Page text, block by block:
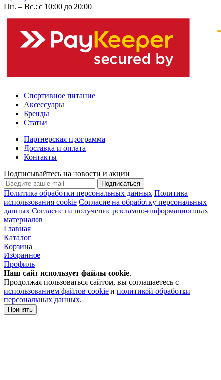
Пн. – Вс.: с 10:00 до 20:00
Спортивное питание
Аксессуары
Бренды
Статьи
Партнерская программа
Доставка и оплата
Контакты
Подписывайтесь на новости и акции
Подписаться
Политика обработки персональных данных Политика
использования cookie Согласие на обработку персональных
данных Согласие на получение рекламно-информационных
материалов
Главная
Каталог
Корзина
Избранное
Профиль
Наш сайт использует файлы cookie.
Продолжая пользоваться сайтом, вы соглашаетесь с
использованием файлов cookie и политикой обработки
персональных данных.
Принять